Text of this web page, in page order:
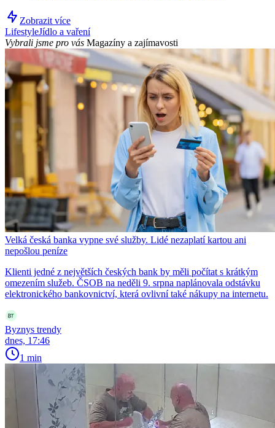
Zobrazit více
LifestyleJídlo a vaření
Vybrali jsme pro vás Magazíny a zajímavosti
Velká česká banka vypne své služby. Lidé nezaplatí kartou ani
nepošlou peníze
Klienti jedné z největších českých bank by měli počítat s krátkým
omezením služeb. ČSOB na neděli 9. srpna naplánovala odstávku
elektronického bankovnictví, která ovlivní také nákupy na internetu.
Byznys trendy
dnes, 17:46
1 min